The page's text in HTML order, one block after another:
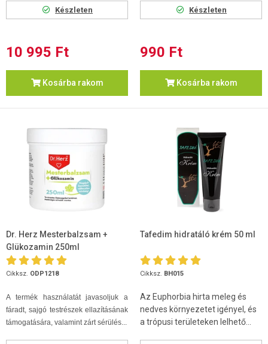
Készleten
10 995 Ft
Kosárba rakom
Készleten
990 Ft
Kosárba rakom
Dr. Herz Mesterbalzsam +
Glükozamin 250ml
Cikksz. ODP1218
A termék használatát javasoljuk a
fáradt, sajgó testrészek ellazításának
támogatására, valamint zárt sérülés...
Tafedim hidratáló krém 50 ml
Cikksz. BH015
Az Euphorbia hirta meleg és
nedves környezetet igényel, és
a trópusi területeken lelhető...